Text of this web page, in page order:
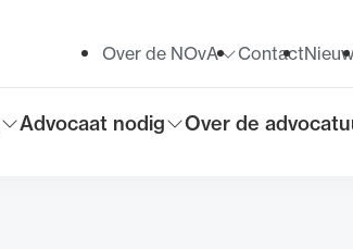
Toon submenu voor
Advocaat nodig
Toon submenu
Over de
Toon submenu voor
Over de NOvA Contact